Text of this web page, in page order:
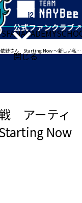
閉じる
FANACADEMY
Starting Now 〜新しい私へを熱唱！
アーティ
Now